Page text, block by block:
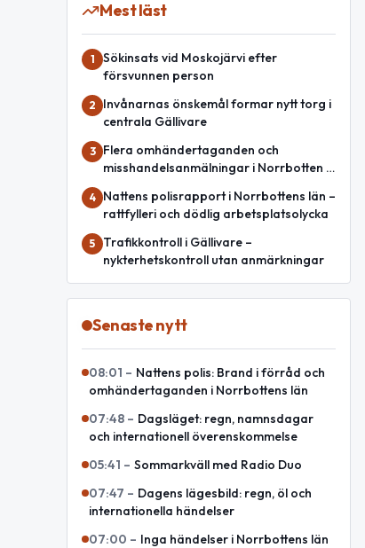
Mest läst
1
Sökinsats vid Moskojärvi efter
försvunnen person
2
Invånarnas önskemål formar nytt torg i
centrala Gällivare
3
Flera omhändertaganden och
misshandelsanmälningar i Norrbotten –
4
Nattens polisrapport i Norrbottens län –
rattfylleri och dödlig arbetsplatsolycka
5
Trafikkontroll i Gällivare –
nykterhetskontroll utan anmärkningar
Senaste nytt
08:01 – Nattens polis: Brand i förråd och
omhändertaganden i Norrbottens län
07:48 – Dagsläget: regn, namnsdagar
och internationell överenskommelse
05:41 – Sommarkväll med Radio Duo
07:47 – Dagens lägesbild: regn, öl och
internationella händelser
07:00 – Inga händelser i Norrbottens län